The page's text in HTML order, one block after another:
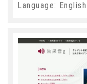
Language: English